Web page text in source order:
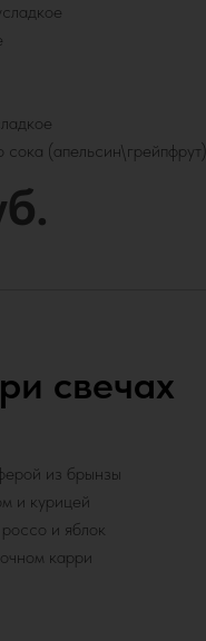
(апельсин\грейпфрут)
свечах
из брынзы
и курицей
и яблок
карри